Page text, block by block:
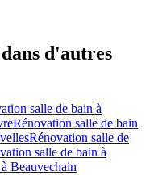
dans d'autres
salle de bain à
Rénovation salle de bain
Rénovation salle de
salle de bain à
à Beauvechain